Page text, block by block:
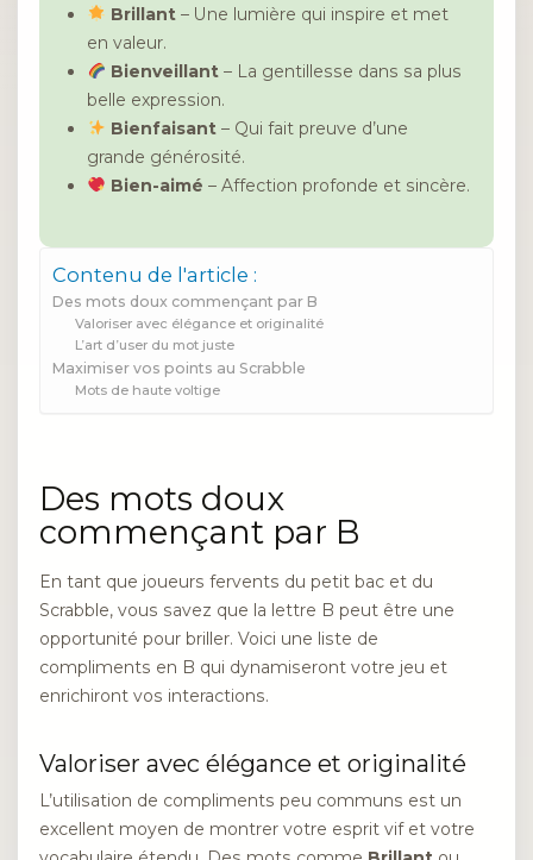
Brillant– Une lumière qui inspire et met
en valeur.
Bienveillant– La gentillesse dans sa plus
belle expression.
Bienfaisant– Qui fait preuve d’une
grande générosité.
Bien-aimé – Affection profonde et sincère.
Contenu de l'article :
Des mots doux commençant par B
Valoriser avec élégance et originalité
L’art d’user du mot juste
Maximiser vos points au Scrabble
Mots de haute voltige
Des mots doux
commençant par B
En tant que joueurs fervents du petit bac et du
Scrabble, vous savez que la lettre B peut être une
opportunité pour briller. Voici une liste de
compliments en B qui dynamiseront votre jeu et
enrichiront vos interactions.
Valoriser avec élégance et originalité
L’utilisation de compliments peu communs est un
excellent moyen de montrer votre esprit vif et votre